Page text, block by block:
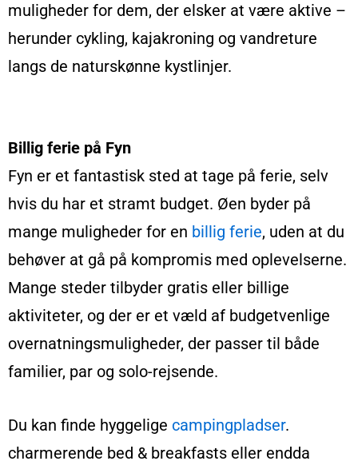
muligheder for dem, der elsker at være aktive –
herunder cykling, kajakroning og vandreture
langs de naturskønne kystlinjer.
Billig ferie på Fyn
Fyn er et fantastisk sted at tage på ferie, selv
hvis du har et stramt budget. Øen byder på
mange muligheder for en billig ferie, uden at du
behøver at gå på kompromis med oplevelserne.
Mange steder tilbyder gratis eller billige
aktiviteter, og der er et væld af budgetvenlige
overnatningsmuligheder, der passer til både
familier, par og solo-rejsende.
Du kan finde hyggelige campingpladser.
charmerende bed & breakfasts eller endda